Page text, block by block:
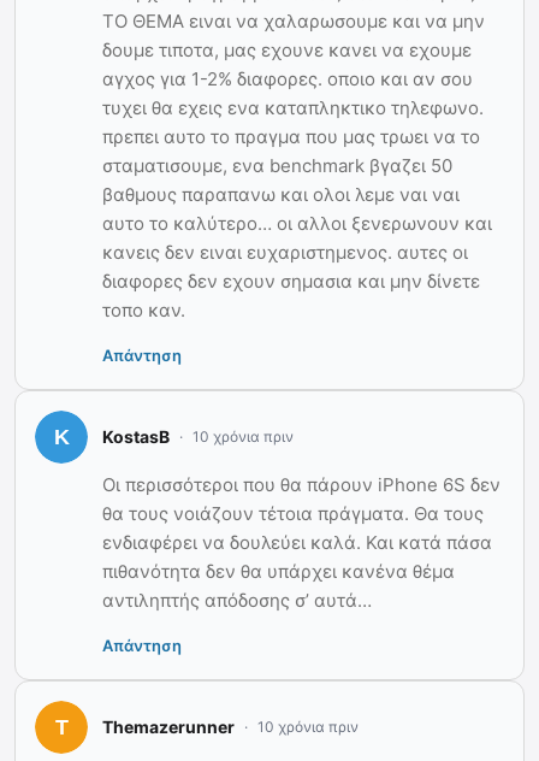
ΤΟ ΘΕΜΑ ειναι να χαλαρωσουμε και να μην
δουμε τιποτα, μας εχουνε κανει να εχουμε
αγχος για 1-2% διαφορες. οποιο και αν σου
τυχει θα εχεις ενα καταπληκτικο τηλεφωνο.
πρεπει αυτο το πραγμα που μας τρωει να το
σταματισουμε, ενα benchmark βγαζει 50
βαθμους παραπανω και ολοι λεμε ναι ναι
αυτο το καλύτερο… οι αλλοι ξενερωνουν και
κανεις δεν ειναι ευχαριστημενος. αυτες οι
διαφορες δεν εχουν σημασια και μην δίνετε
τοπο καν.
Απάντηση
KostasB 10 χρόνια πριν
Οι περισσότεροι που θα πάρουν iPhone 6S δεν
θα τους νοιάζουν τέτοια πράγματα. Θα τους
ενδιαφέρει να δουλεύει καλά. Και κατά πάσα
πιθανότητα δεν θα υπάρχει κανένα θέμα
αντιληπτής απόδοσης σ’ αυτά…
Απάντηση
Themazerunner 10 χρόνια πριν